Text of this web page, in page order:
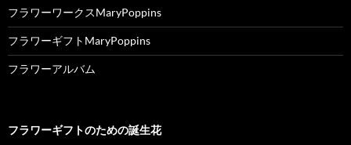
フラワーワークスMaryPoppins
フラワーギフトMaryPoppins
フラワーアルバム
フラワーギフトのための誕生花